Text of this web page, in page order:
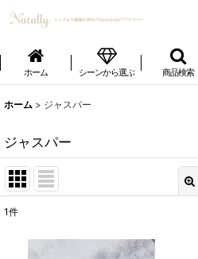
ホーム シーンから選ぶ 商品検索
ホーム > ジャスパー
ジャスパー
1件